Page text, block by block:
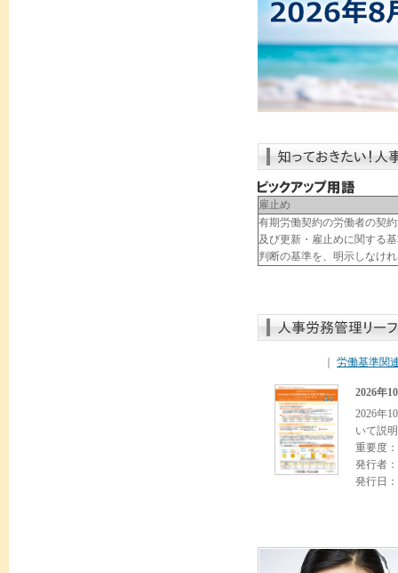
雇止め
有期労働契約の労働者の契
及び更新・雇止めに関する
判断の基準を、明示しなけ
労働基準関
2026年
2026年
いて説
重要
発行者
発行日